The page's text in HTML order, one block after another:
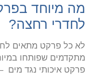
מה מיוחד
לחדרי רחצה?
לא כל פרקט מתאים
מתקדמים שפותחו
פרקט איכותי נגד מים